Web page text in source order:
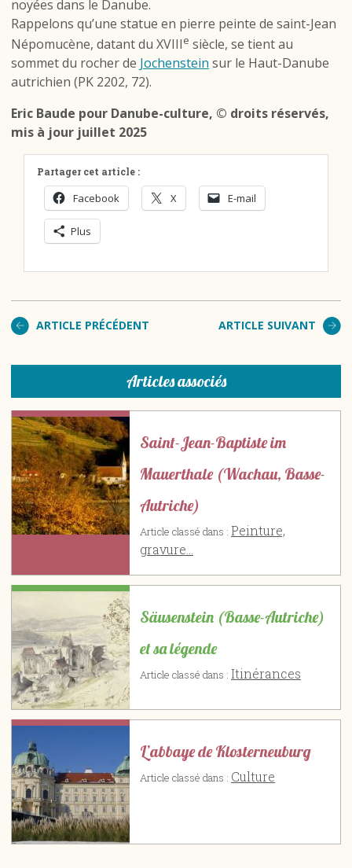
noyées dans le Danube.
Rappelons qu’une statue en pierre peinte de saint-Jean
Népomucène, datant du XVIIIe siècle, se tient au
sommet du rocher de Jochenstein sur le Haut-Danube
autrichien (PK 2202, 72).
Eric Baude pour Danube-culture, © droits réservés,
mis à jour juillet 2025
Partager cet article :
Facebook X E-mail
Plus
ARTICLE PRÉCÉDENT ARTICLE SUIVANT
Articles associés
Saint-Jean-Baptiste im
Mauerthale (Wachau, Basse-
Autriche)
Article classé dans : Peinture,
gravure...
Säusenstein (Basse-Autriche)
et sa légende
Article classé dans : Itinérances
L’abbaye de Klosterneuburg
Article classé dans : Culture